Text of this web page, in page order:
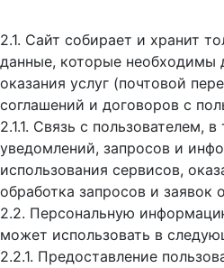
2.1. Сайт собирает и хранит
данные, которые необходимы
оказания услуг (почтовой
соглашений и договоров с
2.1.1. Связь с пользователем,
уведомлений, запросов и
использования сервисов,
обработка запросов и заявок
2.2. Персональную
может использовать в
2.2.1. Предоставление